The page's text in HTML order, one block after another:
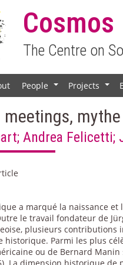
Cosmos
The Centre on
People Projects
meetings,
Andrea Felicetti;
a marqué la naissance
le travail fondateur de
plusieurs contributions
historique. Parmi les plus
ou de Bernard